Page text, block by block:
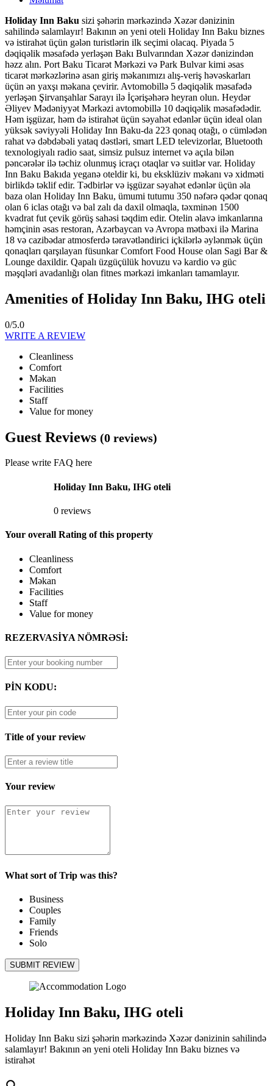
Holiday Inn Baku sizi şəhərin mərkəzində Xəzər dənizinin
sahilində salamlayır! Bakının ən yeni oteli Holiday Inn Baku biznes
və istirahət üçün gələn turistlərin ilk seçimi olacaq. Piyada 5
dəqiqəlik məsafədə yerləşən Bakı Bulvarından Xəzər dənizindən
həzz alın. Port Baku Ticarət Mərkəzi və Park Bulvar kimi əsas
ticarət mərkəzlərinə asan giriş məkanımızı alış-veriş həvəskarları
üçün ən yaxşı məkana çevirir. Avtomobillə 5 dəqiqəlik məsafədə
yerləşən Şirvanşahlar Sarayı ilə İçərişəhərə heyran olun. Heydər
Əliyev Mədəniyyət Mərkəzi avtomobillə 10 dəqiqəlik məsafədədir.
Həm işgüzar, həm də istirahət üçün səyahət edənlər üçün ideal olan
yüksək səviyyəli Holiday Inn Baku-da 223 qonaq otağı, o cümlədən
rahat və dəbdəbəli yataq dəstləri, smart LED televizorlar, Bluetooth
texnologiyalı radio saat, simsiz pulsuz internet və açıla bilən
pəncərələr ilə təchiz olunmuş icraçı otaqlar və suitlər var. Holiday
Inn Baku Bakıda yeganə oteldir ki, bu eksklüziv məkanı və xidməti
birlikdə təklif edir. Tədbirlər və işgüzar səyahət edənlər üçün əla
baza olan Holiday Inn Baku, ümumi tutumu 350 nəfərə qədər qonaq
olan 6 iclas otağı və bal zalı da daxil olmaqla, təxminən 1500
kvadrat fut çevik görüş sahəsi təqdim edir. Otelin əlavə imkanlarına
həmçinin əsas restoran, Azərbaycan və Avropa mətbəxi ilə Marina
18 və cazibədar atmosferdə təravətləndirici içkilərlə əylənmək üçün
qonaqları qarşılayan füsunkar Comfort Food House olan Sagi Bar &
Lounge daxildir. Qapalı üzgüçülük hovuzu və kardio və güc
məşqləri avadanlığı olan fitnes mərkəzi imkanları tamamlayır.
Amenities of Holiday Inn Baku, IHG oteli
0/5.0
WRITE A REVIEW
Cleanliness
Comfort
Məkan
Facilities
Staff
Value for money
Guest Reviews (0 reviews)
Please write FAQ here
Holiday Inn Baku, IHG oteli
0 reviews
Your overall Rating of this property
Cleanliness
Comfort
Məkan
Facilities
Staff
Value for money
REZERVASİYA NÖMRƏSİ:
PİN KODU:
Title of your review
Your review
What sort of Trip was this?
Business
Couples
Family
Friends
Solo
SUBMIT REVIEW
Holiday Inn Baku, IHG oteli
Holiday Inn Baku sizi şəhərin mərkəzində Xəzər dənizinin sahilində
salamlayır! Bakının ən yeni oteli Holiday Inn Baku biznes və
istirahət